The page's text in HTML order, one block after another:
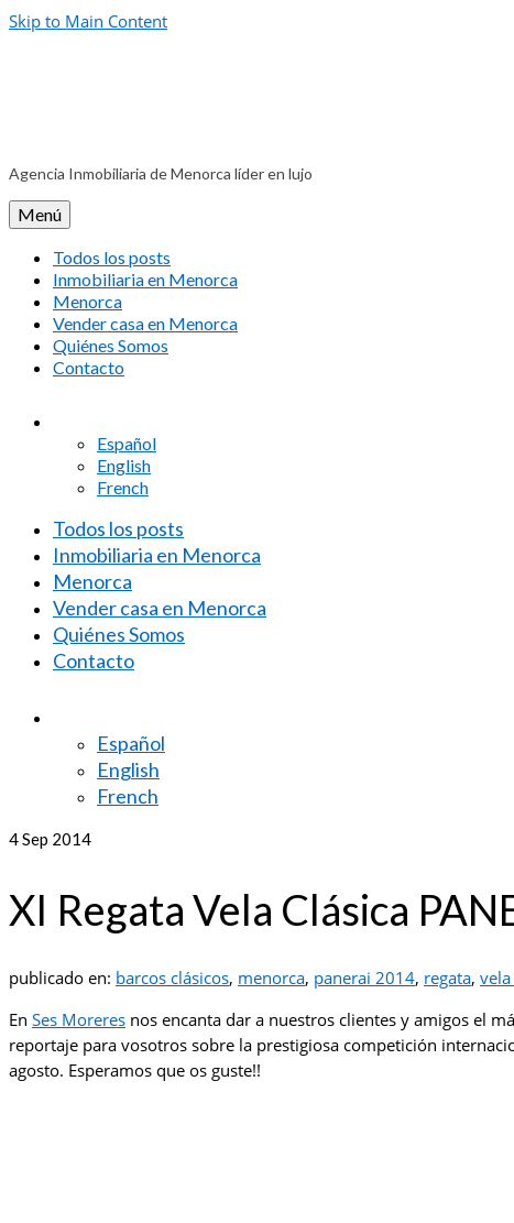
Skip to Main Content
Agencia Inmobiliaria de Menorca líder en lujo
Menú
Todos los posts
Inmobiliaria en Menorca
Menorca
Vender casa en Menorca
Quiénes Somos
Contacto
Español
English
French
Todos los posts
Inmobiliaria en Menorca
Menorca
Vender casa en Menorca
Quiénes Somos
Contacto
Español
English
French
4Sep 2014
XI Regata Vela Clásica
publicado en: barcos clásicos, menorca, panerai 2014, regata,
En Ses Moreres nos encanta dar a nuestros clientes y amigos el
reportaje para vosotros sobre la prestigiosa competición
agosto. Esperamos que os guste!!